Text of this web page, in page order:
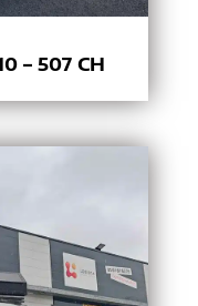
– 507 CH